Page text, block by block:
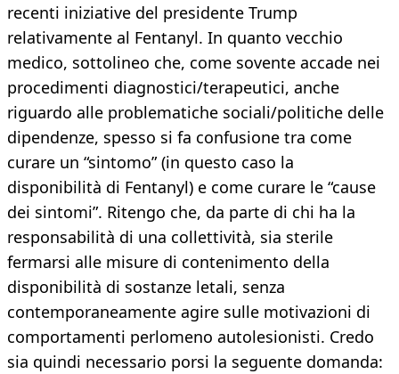
recenti iniziative del presidente Trump
relativamente al Fentanyl. In quanto vecchio
medico, sottolineo che, come sovente accade nei
procedimenti diagnostici/terapeutici, anche
riguardo alle problematiche sociali/politiche delle
dipendenze, spesso si fa confusione tra come
curare un “sintomo” (in questo caso la
disponibilità di Fentanyl) e come curare le “cause
dei sintomi”. Ritengo che, da parte di chi ha la
responsabilità di una collettività, sia sterile
fermarsi alle misure di contenimento della
disponibilità di sostanze letali, senza
contemporaneamente agire sulle motivazioni di
comportamenti perlomeno autolesionisti. Credo
sia quindi necessario porsi la seguente domanda: